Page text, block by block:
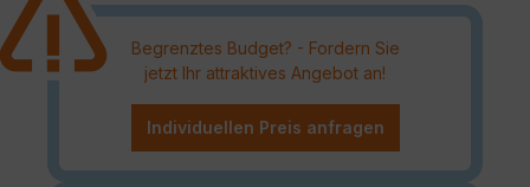
Begrenztes Budget? - Fordern Sie
jetzt Ihr attraktives Angebot an!
Individuellen Preis anfragen